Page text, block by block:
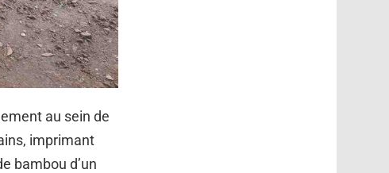
au sein de
imprimant
bambou d’un